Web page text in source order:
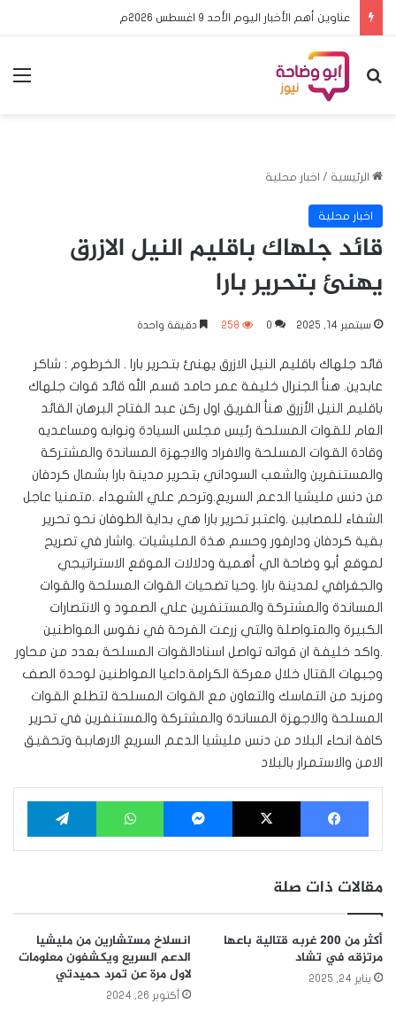
عناوين أهم الأخبار اليوم الأحد ٩ اغسطس ٢٠٢٦م
بحث عن
الرئيسية / اخبار محلية
اخبار محلية
قائد جلهاك باقليم النيل الازرق
يهنئ بتحرير بارا
سبتمبر 14, 2025 0
258 دقيقة واحدة
قائد جلهاك باقليم النيل الازرق يهنئ بتحرير بارا . الخرطوم : شاكر
عابدين. هنأ الجنرال خليفة عمر حامد قسم الله قائد قوات جلهاك
باقليم النيل الأزرق هنأ الفريق اول ركن عبد الفتاح البرهان القائد
العام للقوات المسلحة رئيس مجلس السيادة ونوابه ومساعديه
وقادة القوات المسلحة والافراد والاجهزة المساندة والمشتركة
والمستنفرين والشعب السوداني بتحرير مدينة بارا بشمال كردفان
من دنس مليشيا الدعم السريع.وترحم علي الشهداء .متمنيا عاجل
الشفاء للمصاببن .واعتبر تحرير بارا هي بداية الطوفان نحو تحرير
بقية كردفان ودارفور وحسم هذة المليشيات .واشار في تصريح
لموقع أبو وضاحة الي أهمية ودلالات الموقع الاستراتيجي
والجغرافي لمدينة بارا .وحيا تضحيات القوات المسلحة والقوات
المساندة والمشتركة والمستنفرين علي الصمود و الانتصارات
الكبيرة والمتواصلة والتي زرعت الفرحة في نفوس المواطنين
.واكد خليفة ان قواته تواصل اسنادالقوات المسلحة بعدد من محاور
وجبهات القتال خلال معركة الكرامة.داعيا المواطنين لوحدة الصف
ومزبد من التماسك والتعاون مع القوات المسلحة لتطلع القوات
المسلحة والاجهزة المساندة والمشتركة والمستنفرين في تحرير
كافة انحاء البلاد من دنس مليشيا الدعم السريع الارهاببة وتحقيق
الامن والاستمرار بالبلاد
فيسبوك ‫X ماسنجر واتساب
مقالات ذات صلة
أكثر من 200 غربه قتالية باعها
مرتزقه في تشاد
يناير 24, 2025
انسلاخ مستشارين من مليشيا
الدعم السريع ويكشفون معلومات
لاول مرة عن تمرد حميدتي
أكتوبر 26, 2024